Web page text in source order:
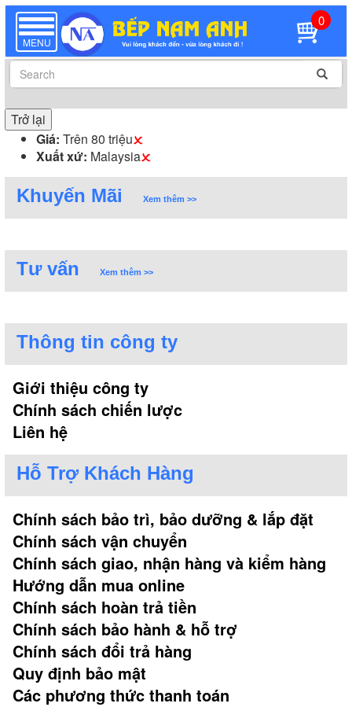
TOGGLE
NAVIGATION
MENU
0
Trở lại
Giá: Trên 80 triệu
Xuất xứ: Malaysia
Khuyến Mãi Xem thêm >>
Tư vấn Xem thêm >>
Thông tin công ty
Giới thiệu công ty
Chính sách chiến lược
Liên hệ
Hỗ Trợ Khách Hàng
Chính sách bảo trì, bảo dưỡng & lắp đặt
Chính sách vận chuyển
Chính sách giao, nhận hàng và kiểm hàng
Hướng dẫn mua online
Chính sách hoàn trả tiền
Chính sách bảo hành & hỗ trợ
Chính sách đổi trả hàng
Quy định bảo mật
Các phương thức thanh toán